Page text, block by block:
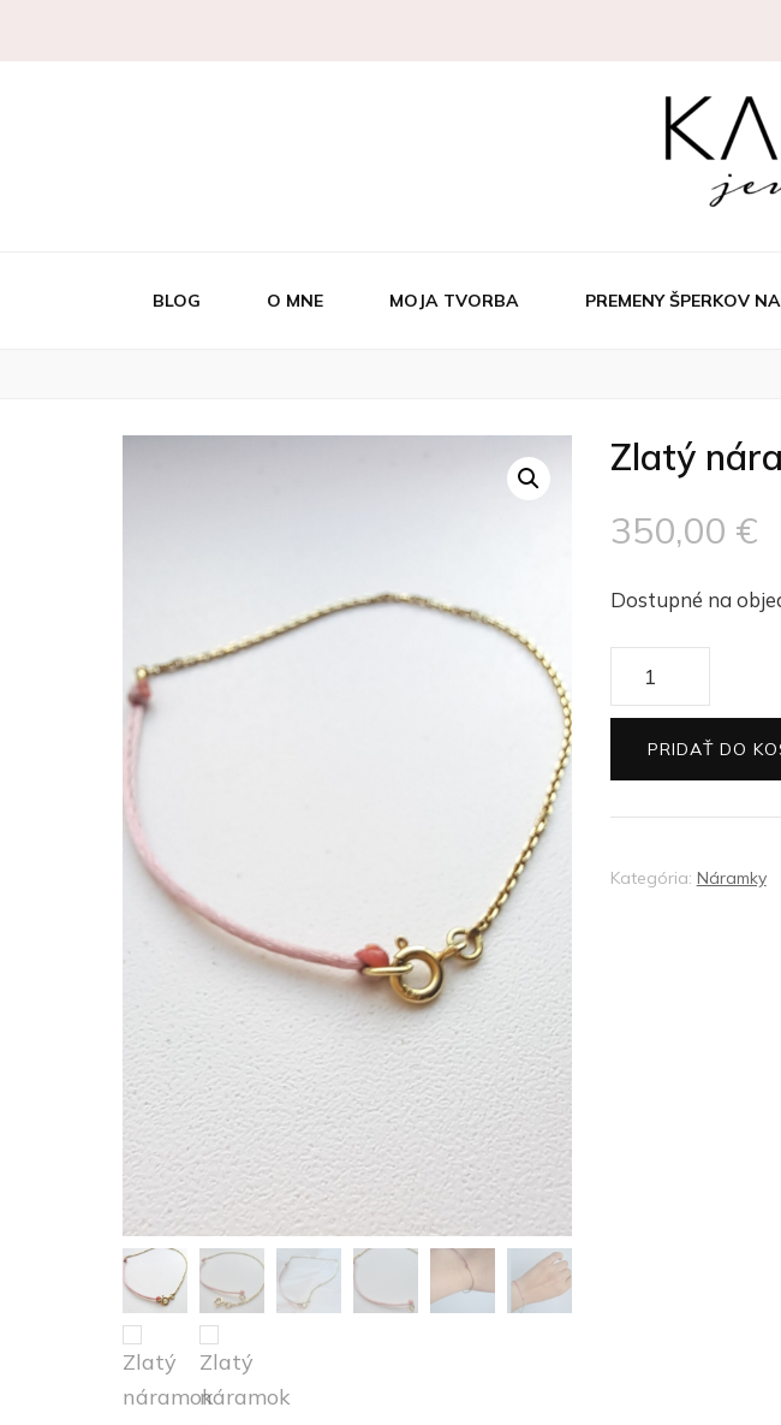
Kaaty Jewelry
BLOG O MNE MOJA TVORBA PREMENY ŠPERKOV
Zlatý
350,00 €
Dostupné na
množstvo
Zlatý
PRIDAŤ DO
Kategória: Náramky